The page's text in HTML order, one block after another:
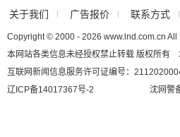
关于我们 广告报价 联系方式
Copyright © 2000 - 2026 www.lnd.com.cn All
本网站各类信息未经授权禁止转载 版权所有
互联网新闻信息服务许可证编号：
辽ICP备14017367号-2
沈网警